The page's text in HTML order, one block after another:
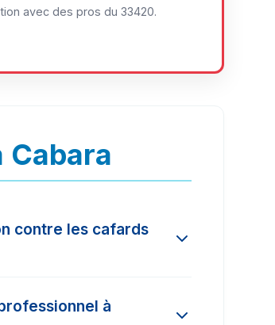
avec des pros du 33420.
Cabara
contre les cafards
région varient entre 150€
à